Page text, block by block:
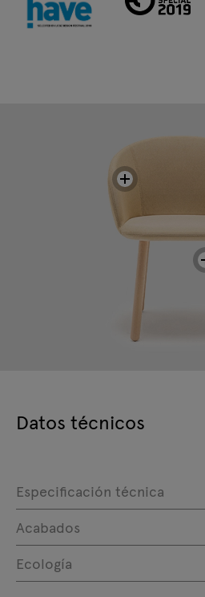
Datos técnicos
Especificación técnica
Acabados
Ecología